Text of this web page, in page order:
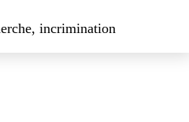
incrimination